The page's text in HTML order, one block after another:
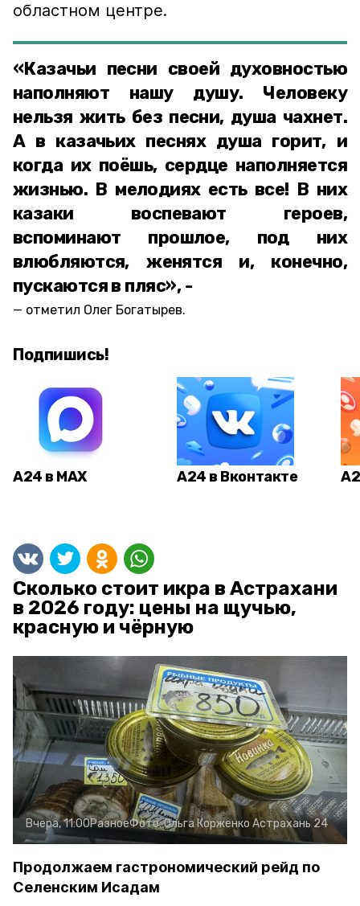
областном центре.
«Казачьи песни своей духовностью
наполняют нашу душу. Человеку
нельзя жить без песни, душа чахнет.
А в казачьих песнях душа горит, и
когда их поёшь, сердце наполняется
жизнью. В мелодиях есть все! В них
казаки воспевают героев,
вспоминают прошлое, под них
влюбляются, женятся и, конечно,
пускаются в пляс», -
отметил Олег Богатырев.
Подпишись!
А24 в MAX А24 в Вконтакте
Сколько стоит икра в Астрахани
в 2026 году: цены на щучью,
красную и чёрную
Вчера, 11:00РазноеФото:Ольга Корженко Астрахань 24
Продолжаем гастрономический рейд по
Селенским Исадам